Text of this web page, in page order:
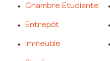
Chambre Etudiante
Entrepôt
Immeuble